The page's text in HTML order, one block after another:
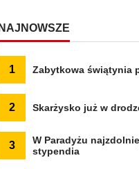
NAJNOWSZE
1 Zabytkowa świątynia
2 Skarżysko już w
3
W Paradyżu
stypendia